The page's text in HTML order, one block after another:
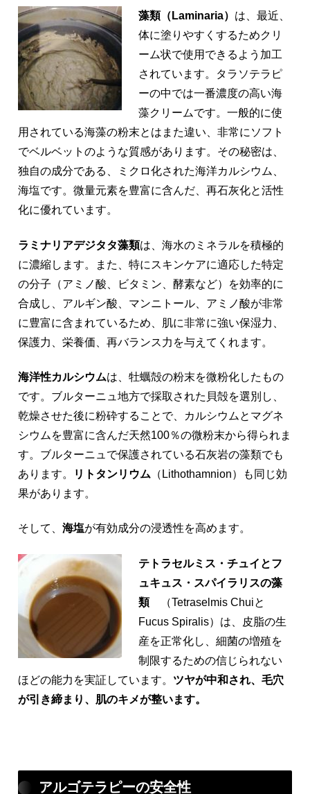
藻類（Laminaria） は、最近、
体に塗りやすくするためクリ
ーム状で使用できるよう加工
されています。タラソテラピ
ーの中では一番濃度の高い海
藻クリームです。一般的に使
用されている海藻の粉末とはまた違い、非常にソフト
でベルベットのような質感があります。その秘密は、
独自の成分である、ミクロ化された海洋カルシウム、
海塩です。微量元素を豊富に含んだ、再石灰化と活性
化に優れています。
ラミナリアデジタタ藻類は、海水のミネラルを積極的
に濃縮します。また、特にスキンケアに適応した特定
の分子（アミノ酸、ビタミン、酵素など）を効率的に
合成し、アルギン酸、マンニトール、アミノ酸が非常
に豊富に含まれているため、肌に非常に強い保湿力、
保護力、栄養価、再バランス力を与えてくれます。
海洋性カルシウムは、牡蠣殻の粉末を微粉化したもの
です。ブルターニュ地方で採取された貝殻を選別し、
乾燥させた後に粉砕することで、カルシウムとマグネ
シウムを豊富に含んだ天然100％の微粉末から得られま
す。ブルターニュで保護されている石灰岩の藻類でも
あります。
リトタンリウム （Lithothamnion）も同じ効
果があります。
そして、 海塩が有効成分の浸透性を高めます。
テトラセルミス・チュイとフ
ュキュス・スパイラリスの藻
類（Tetraselmis Chuiと
Fucus Spiralis）は、皮脂の生
産を正常化し、細菌の増殖を
制限するための信じられない
ほどの能力を実証しています。 ツヤが中和され、毛穴
が引き締まり、肌のキメが整います。
アルゴテラピーの安全性